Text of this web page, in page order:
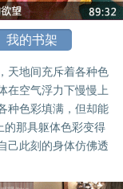
我的书架
天地间充斥着各种色
在空气浮力下慢慢上
种色彩填满，但却能
的那具躯体色彩变得
己此刻的身体仿佛透